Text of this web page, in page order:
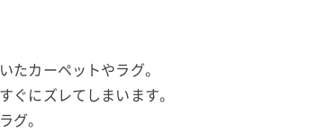
たカーペットやラグ。
にズレてしまいます。
グ。